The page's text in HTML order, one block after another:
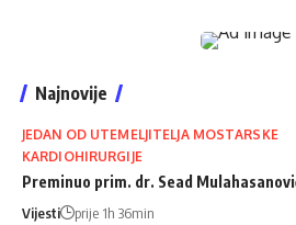
Najnovije
JEDAN OD UTEMELJITELJA MOSTARSKE
KARDIOHIRURGIJE
Preminuo prim. dr. Sead
Vijesti prije 1h 36min